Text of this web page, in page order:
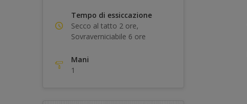
Tempo di essiccazione
Secco al tatto 2 ore,
Sovraverniciabile 6 ore
Mani
1